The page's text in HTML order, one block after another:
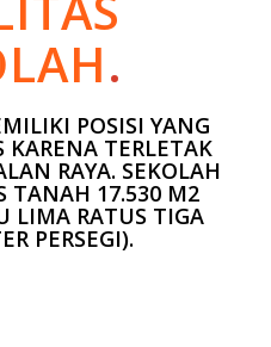
.
POSISI YANG
KARENA TERLETAK
RAYA. SEKOLAH
TANAH 17.530 M2
LIMA RATUS TIGA
PERSEGI).